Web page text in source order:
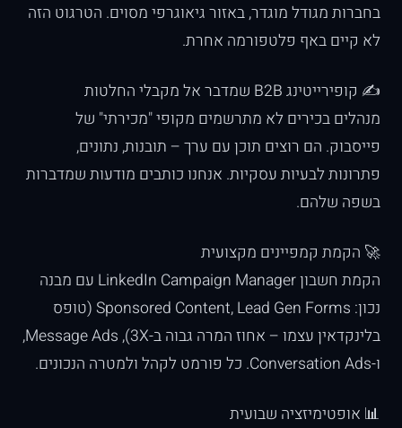
בחברות מגודל מוגדר, באזור גיאוגרפי מסוים. הטרגוט הזה
לא קיים באף פלטפורמה אחרת.
✍️ קופירייטינג B2B שמדבר אל מקבלי החלטות
מנהלים בכירים לא מתרשמים מקופי "מכירתי" של
פייסבוק. הם רוצים תוכן עם ערך – תובנות, נתונים,
פתרונות לבעיות עסקיות. אנחנו כותבים מודעות שמדברות
בשפה שלהם.
🚀 הקמת קמפיינים מקצועית
הקמת חשבון LinkedIn Campaign Manager עם מבנה
נכון: Sponsored Content, Lead Gen Forms (טופס
בלינקדאין עצמו – אחוז המרה גבוה ב-3X), Message Ads,
ו-Conversation Ads. כל פורמט לקהל ולמטרה הנכונים.
📊 אופטימיזציה שבועית